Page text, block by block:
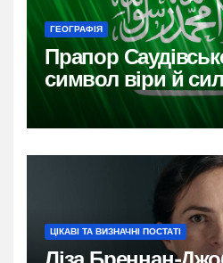
ГЕОГРАФІЯ
Прапор
символ віри й
ЦІКАВІ ТА ВИЗНАЧНІ ПОСТАТІ